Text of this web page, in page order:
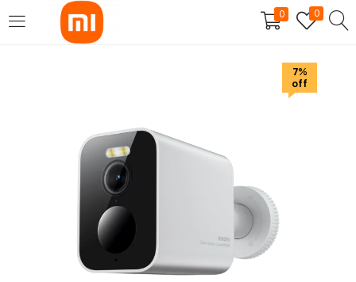
0 0
S'INSCRIRE
Entrez votre nom d'utilisateur et mot de passe pour vous
Se souvenir de moi Mot de passe perdu?
7%
off